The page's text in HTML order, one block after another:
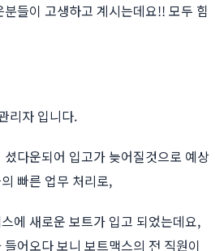
들이 고생하고 계시는데요!! 모두 힘
리자 입니다.
다운되어 입고가 늦어질것으로 예상
빠른 업무 처리로,
에 새로운 보트가 입고 되었는데요,
어오다 보니 보트맥스의 전 직원이